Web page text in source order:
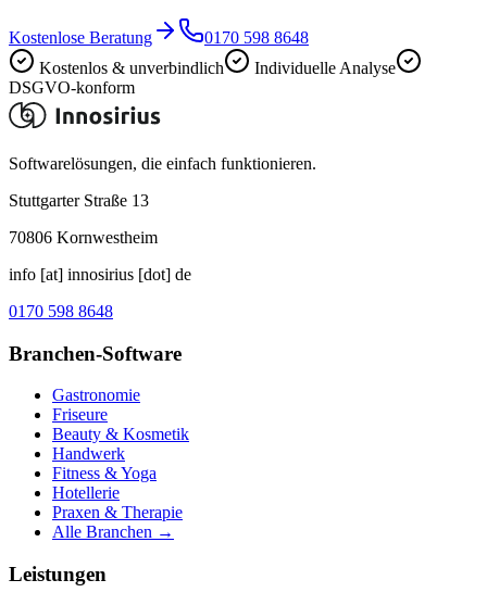
Kostenlose Beratung
0170 598 8648
Kostenlos & unverbindlich
Individuelle Analyse
DSGVO-konform
Softwarelösungen, die einfach funktionieren.
Stuttgarter Straße 13
70806 Kornwestheim
info [at] innosirius [dot] de
0170 598 8648
Branchen-Software
Gastronomie
Friseure
Beauty & Kosmetik
Handwerk
Fitness & Yoga
Hotellerie
Praxen & Therapie
Alle Branchen →
Leistungen